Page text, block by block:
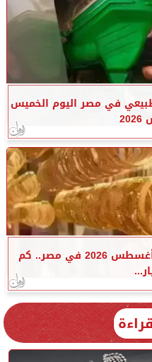
في مصر اليوم الخميس
أسعار الذهب اليوم الخميس 6 أغسطس 2026 في مصر.. كم